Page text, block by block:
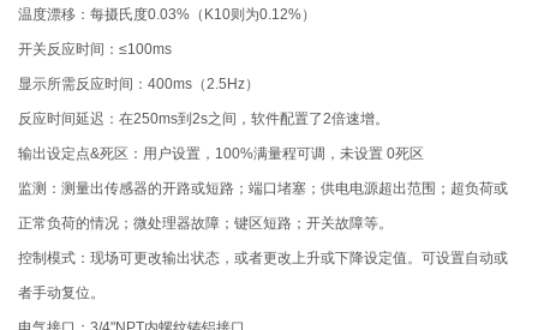
温度漂移：每摄氏度0.03%（K10则为0.12%）
开关反应时间：≤100ms
显示所需反应时间：400ms（2.5Hz）
反应时间延迟：在250ms到2s之间，软件配置了2倍速增。
输出设定点&死区：用户设置，100%满量程可调，未设置 0死区
监测：测量出传感器的开路或短路；端口堵塞；供电电源超出范围；超负荷或
正常负荷的情况；微处理器故障；键区短路；开关故障等。
控制模式：现场可更改输出状态，或者更改上升或下降设定值。可设置自动或
者手动复位。